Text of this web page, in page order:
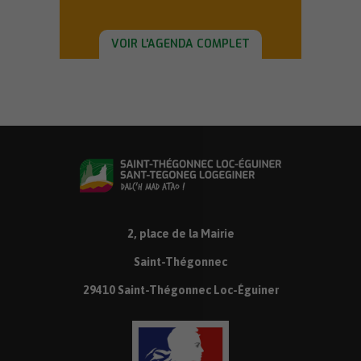
VOIR L'AGENDA COMPLET
2, place de la Mairie
Saint-Thégonnec
29410 Saint-Thégonnec Loc-Éguiner